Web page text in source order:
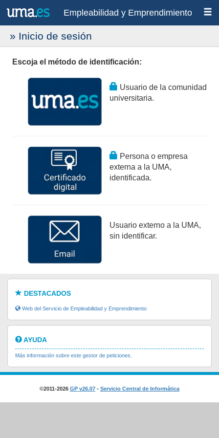
Empleabilidad y Emprendimiento
» Inicio de sesión
Escoja el método de identificación:
Usuario de la comunidad
universitaria.
Persona o empresa
externa a la UMA,
identificada.
Usuario externo a la UMA,
sin identificar.
DESTACADOS
Web del Servicio de Empleabilidad y Emprendimiento
AYUDA
Más información sobre este gestor de peticiones
©2011-2026 GP v26.07 - Servicio Central de Informática